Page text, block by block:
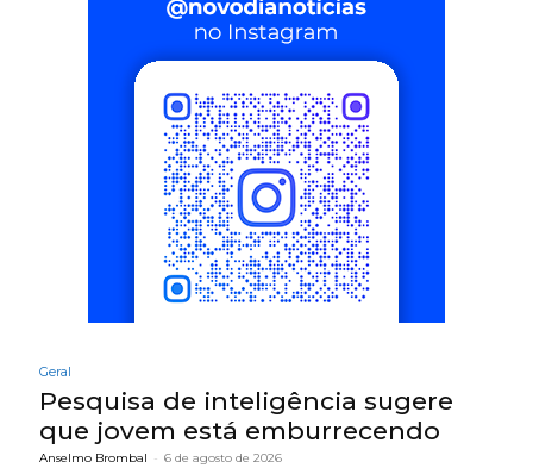
Geral
Pesquisa de inteligência sugere
que jovem está emburrecendo
Anselmo Brombal - 6 de agosto de 2026